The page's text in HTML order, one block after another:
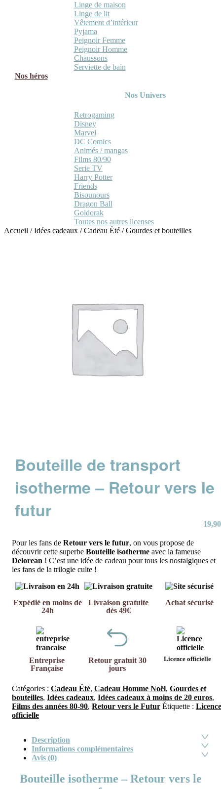
Linge de maison
Linge de lit
Vêtement d’intérieur
Pyjama
Peignoir Femme
Peignoir Homme
Chaussons
Serviette de bain
Nos héros
Nos Univers
Retrogaming
Disney
Marvel
DC Comics
Animés / mangas
Films 80/90
Serie TV
Harry Potter
Friends
Bisounours
Dragon Ball
Goldorak
Toutes nos autres licenses
Accueil /Idées cadeaux /Cadeau Été /Gourdes et bouteilles
Bouteille de transport
isotherme – Retour vers le
futur
19,90
Pour les fans de Retour vers le futur, on vous propose de
découvrir cette superbe Bouteille isotherme avec la fameuse
Delorean ! C’est une idée de cadeau pour tous les nostalgiques et
les fans de la trilogie culte !
Expédié en moins de
24h
Livraison gratuite
dès 49€
Achat sécurisé
Entreprise
Française
Retour gratuit 30
jours
Licence officielle
Catégories : Cadeau Été, Cadeau Homme Noël, Gourdes et
bouteilles, Idées cadeaux, Idées cadeaux à moins de 20 euros,
Films des années 80-90, Retour vers le Futur Étiquette : Licence
officielle
Description
Informations complémentaires
Avis (0)
Bouteille isotherme – Retour vers le